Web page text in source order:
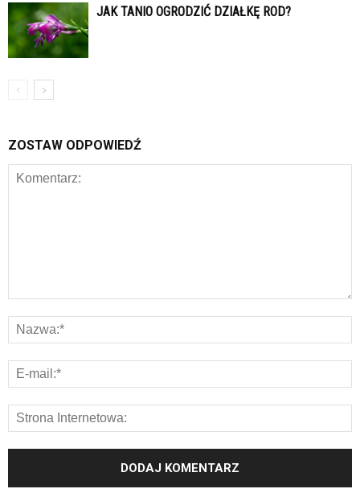
JAK TANIO OGRODZIĆ DZIAŁKĘ ROD?
ZOSTAW ODPOWIEDŹ